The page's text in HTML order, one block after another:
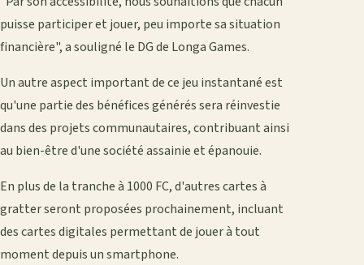
puisse participer et jouer, peu importe sa situation
financière", a souligné le DG de Longa Games.
Un autre aspect important de ce jeu instantané est
qu'une partie des bénéfices générés sera réinvestie
dans des projets communautaires, contribuant ainsi
au bien-être d'une société assainie et épanouie.
En plus de la tranche à 1000 FC, d'autres cartes à
gratter seront proposées prochainement, incluant
des cartes digitales permettant de jouer à tout
moment depuis un smartphone.